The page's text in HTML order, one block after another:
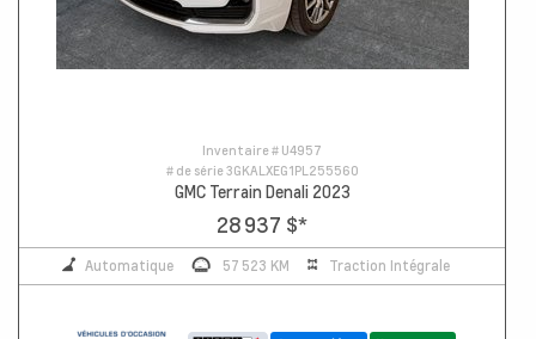
Inventaire # U4957
# de série3GKALXEG1PL255560
GMC Terrain Denali 2023
28 937 $*
Automatique 57 523 KM Traction Intégrale